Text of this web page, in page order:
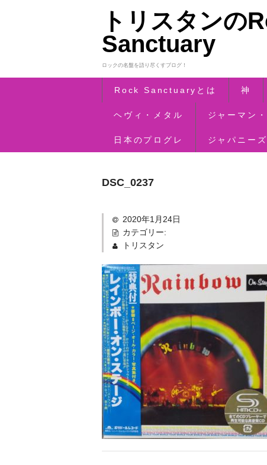
トリスタンの
Sanctuary
ロックの名盤を語り尽くすブログ！
Rock Sanctuaryとは 神
ヘヴィ・メタル ジャーマン
日本のプログレ ジャパニーズ
DSC_0237
2020年1月24日
カテゴリー:
トリスタン